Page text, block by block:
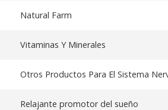
Natural Farm
Vitaminas Y Minerales
Otros Productos Para El Sistema
Relajante promotor del sueño